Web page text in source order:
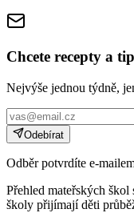
Chcete recepty a
Nejvýše jednou týdně,
Odebírat
Odběr potvrdíte e-
Přehled mateřských
školy přijímají děti